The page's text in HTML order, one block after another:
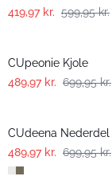
419,97 kr. 599,95 kr.
CUpeonie Kjole
489,97 kr. 699,95 kr.
CUdeena Nederdel
489,97 kr. 699,95 kr.